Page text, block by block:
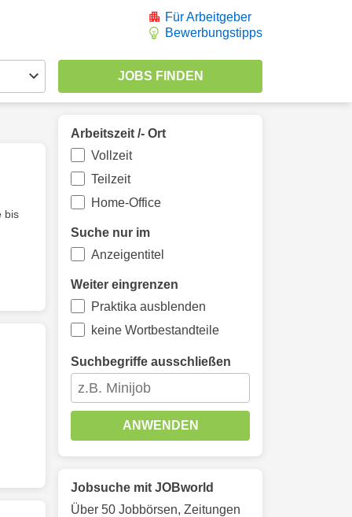
Für Arbeitgeber
Bewerbungstipps
bis
Arbeitszeit /- Ort
Vollzeit
Teilzeit
Home-Office
Suche nur im
Anzeigentitel
Weiter eingrenzen
Praktika ausblenden
keine Wortbestandteile
Suchbegriffe ausschließen
ANWENDEN
Jobsuche mit JOBworld
Über 50 Jobbörsen, Zeitungen